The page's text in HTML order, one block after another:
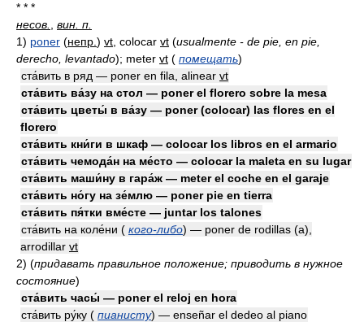
* * *
несов.
вин. п.
1) poner (непр. ) vt , colocar vt (usualmente - de pie, en pie,
derecho, levantado); meter vt ( помещать)
ста́вить в ряд — poner en fila, alinear vt
ста́вить ва́зу на стол — poner el florero sobre la mesa
ста́вить цветы́ в ва́зу — poner (colocar) las flores en el
florero
ста́вить кни́ги в шкаф — colocar los libros en el armario
ста́вить чемода́н на ме́сто — colocar la maleta en su lugar
ста́вить маши́ну в гара́ж — meter el coche en el garaje
ста́вить но́гу на зе́млю — poner pie en tierra
ста́вить пя́тки вме́сте — juntar los talones
ста́вить на коле́ни ( кого-либо) — poner de rodillas (a),
arrodillar vt
2) (придавать правильное положение; приводить в нужное
состояние)
ста́вить часы́ — poner el reloj en hora
ста́вить ру́ку ( пианисту) — enseñar el dedeo al piano